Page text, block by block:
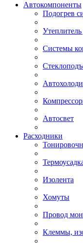
Автокомпоненты
Подогрев
Утеплитель
Системы
Автосвет
Расходники
Изолента
Хомуты
Провод
Клеммы,